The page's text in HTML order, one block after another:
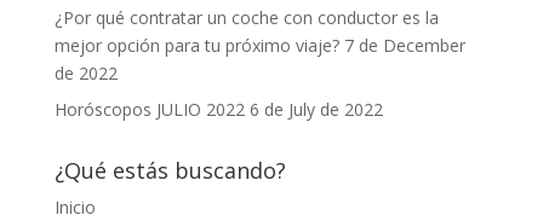
¿Por qué contratar un coche con conductor es la
mejor opción para tu próximo viaje? 7 de December
de 2022
Horóscopos JULIO 2022 6 de July de 2022
¿Qué estás buscando?
Inicio